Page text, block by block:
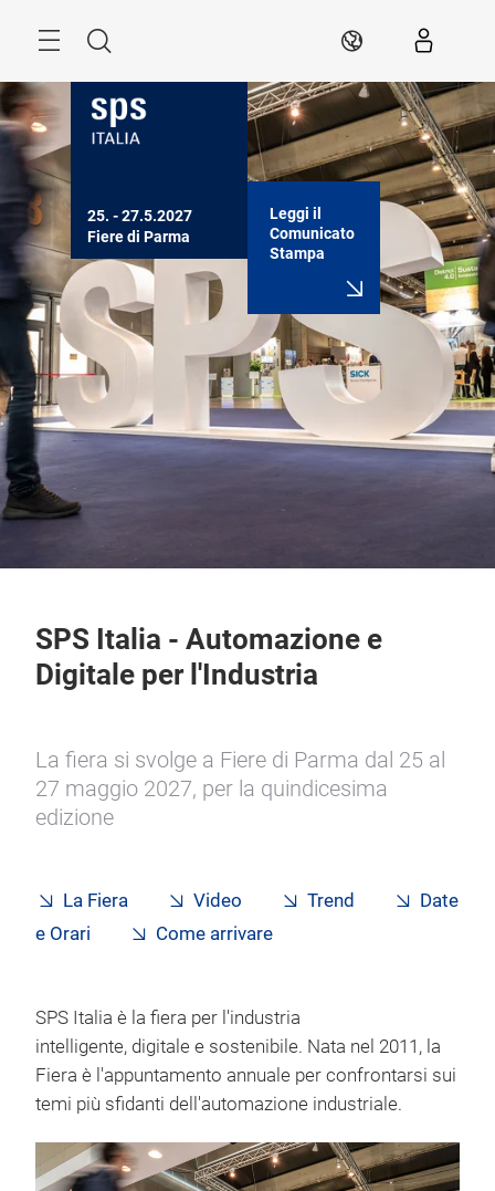
Search IT
25. - 27.5.2027
Fiere di Parma
Leggi il
Comunicato
Stampa
SPS Italia - Automazione e
Digitale per l'Industria
La fiera si svolge a Fiere di Parma dal 25 al
27 maggio 2027, per la quindicesima
edizione
La Fiera Video Trend
Date
e Orari
Come arrivare
SPS Italia è la fiera per l'industria
intelligente, digitale e sostenibile. Nata nel 2011, la
Fiera è l'appuntamento annuale per confrontarsi sui
temi più sfidanti dell'automazione industriale.